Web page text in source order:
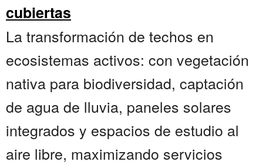
cubiertas
La transformación de techos en
ecosistemas activos: con vegetación
nativa para biodiversidad, captación
de agua de lluvia, paneles solares
integrados y espacios de estudio al
aire libre, maximizando servicios